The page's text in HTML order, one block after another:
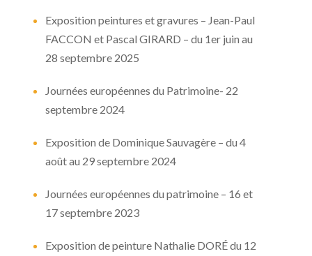
Exposition peintures et gravures – Jean-Paul
FACCON et Pascal GIRARD – du 1er juin au
28 septembre 2025
Journées européennes du Patrimoine- 22
septembre 2024
Exposition de Dominique Sauvagère – du 4
août au 29 septembre 2024
Journées européennes du patrimoine – 16 et
17 septembre 2023
Exposition de peinture Nathalie DORÉ du 12